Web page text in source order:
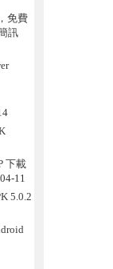
免費
訊
下載
11
5.0.2